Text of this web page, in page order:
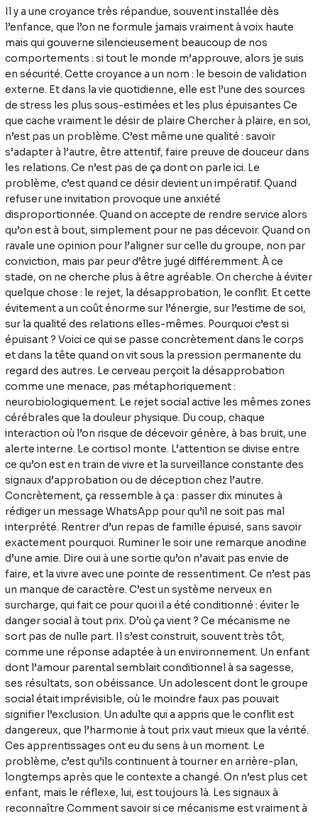
Il y a une croyance très répandue, souvent installée dès
l’enfance, que l’on ne formule jamais vraiment à voix haute
mais qui gouverne silencieusement beaucoup de nos
comportements : si tout le monde m’approuve, alors je suis
en sécurité. Cette croyance a un nom : le besoin de validation
externe. Et dans la vie quotidienne, elle est l’une des sources
de stress les plus sous-estimées et les plus épuisantes Ce
que cache vraiment le désir de plaire Chercher à plaire, en soi,
n’est pas un problème. C’est même une qualité : savoir
s’adapter à l’autre, être attentif, faire preuve de douceur dans
les relations. Ce n’est pas de ça dont on parle ici. Le
problème, c’est quand ce désir devient un impératif. Quand
refuser une invitation provoque une anxiété
disproportionnée. Quand on accepte de rendre service alors
qu’on est à bout, simplement pour ne pas décevoir. Quand on
ravale une opinion pour l’aligner sur celle du groupe, non par
conviction, mais par peur d’être jugé différemment. À ce
stade, on ne cherche plus à être agréable. On cherche à éviter
quelque chose : le rejet, la désapprobation, le conflit. Et cette
évitement a un coût énorme sur l’énergie, sur l’estime de soi,
sur la qualité des relations elles-mêmes. Pourquoi c’est si
épuisant ? Voici ce qui se passe concrètement dans le corps
et dans la tête quand on vit sous la pression permanente du
regard des autres. Le cerveau perçoit la désapprobation
comme une menace, pas métaphoriquement :
neurobiologiquement. Le rejet social active les mêmes zones
cérébrales que la douleur physique. Du coup, chaque
interaction où l’on risque de décevoir génère, à bas bruit, une
alerte interne. Le cortisol monte. L’attention se divise entre
ce qu’on est en train de vivre et la surveillance constante des
signaux d’approbation ou de déception chez l’autre.
Concrètement, ça ressemble à ça : passer dix minutes à
rédiger un message WhatsApp pour qu’il ne soit pas mal
interprété. Rentrer d’un repas de famille épuisé, sans savoir
exactement pourquoi. Ruminer le soir une remarque anodine
d’une amie. Dire oui à une sortie qu’on n’avait pas envie de
faire, et la vivre avec une pointe de ressentiment. Ce n’est pas
un manque de caractère. C’est un système nerveux en
surcharge, qui fait ce pour quoi il a été conditionné : éviter le
danger social à tout prix. D’où ça vient ? Ce mécanisme ne
sort pas de nulle part. Il s’est construit, souvent très tôt,
comme une réponse adaptée à un environnement. Un enfant
dont l’amour parental semblait conditionnel à sa sagesse,
ses résultats, son obéissance. Un adolescent dont le groupe
social était imprévisible, où le moindre faux pas pouvait
signifier l’exclusion. Un adulte qui a appris que le conflit est
dangereux, que l’harmonie à tout prix vaut mieux que la vérité.
Ces apprentissages ont eu du sens à un moment. Le
problème, c’est qu’ils continuent à tourner en arrière-plan,
longtemps après que le contexte a changé. On n’est plus cet
enfant, mais le réflexe, lui, est toujours là. Les signaux à
reconnaître Comment savoir si ce mécanisme est vraiment à
est
une
source
de
stress
et
comment
s’en
libérer
?